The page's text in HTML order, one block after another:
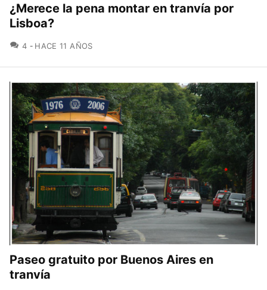
¿Merece la pena montar en tranvía por
Lisboa?
4 COMENTARIOS
HACE 11 AÑOS
Paseo gratuito por Buenos Aires en
tranvía